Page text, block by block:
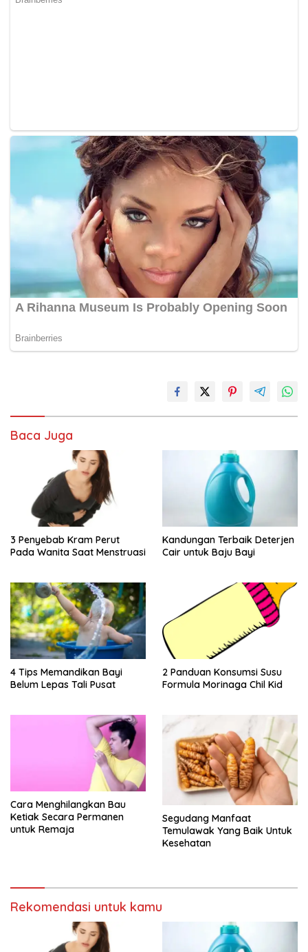
Baca Juga
3 Penyebab Kram Perut
Pada Wanita Saat Menstruasi
Kandungan Terbaik Deterjen
Cair untuk Baju Bayi
4 Tips Memandikan Bayi
Belum Lepas Tali Pusat
2 Panduan Konsumsi Susu
Formula Morinaga Chil Kid
Cara Menghilangkan Bau
Ketiak Secara Permanen
untuk Remaja
Segudang Manfaat
Temulawak Yang Baik Untuk
Kesehatan
Rekomendasi untuk kamu